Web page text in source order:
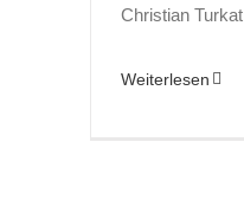
Christian Turkat
Weiterlesen